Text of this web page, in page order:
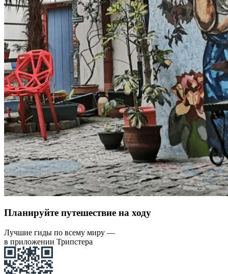
Планируйте путешествие на ходу
Лучшие гиды по всему миру —
в приложении Трипстера